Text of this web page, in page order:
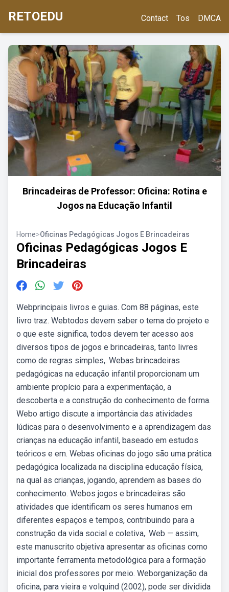
RETOEDU Contact Tos DMCA
Brincadeiras de Professor: Oficina: Rotina e
Jogos na Educação Infantil
Home>Oficinas Pedagógicas Jogos E Brincadeiras
Oficinas Pedagógicas Jogos E
Brincadeiras
Webprincipais livros e guias. Com 88 páginas, este
livro traz. Webtodos devem saber o tema do projeto e
o que este significa, todos devem ter acesso aos
diversos tipos de jogos e brincadeiras, tanto livres
como de regras simples,. Webas brincadeiras
pedagógicas na educação infantil proporcionam um
ambiente propício para a experimentação, a
descoberta e a construção do conhecimento de forma.
Webo artigo discute a importância das atividades
lúdicas para o desenvolvimento e a aprendizagem das
crianças na educação infantil, baseado em estudos
teóricos e em. Webas oficinas do jogo são uma prática
pedagógica localizada na disciplina educação física,
na qual as crianças, jogando, aprendem as bases do
conhecimento. Webos jogos e brincadeiras são
atividades que identificam os seres humanos em
diferentes espaços e tempos, contribuindo para a
construção da vida social e coletiva,. Web — assim,
este manuscrito objetiva apresentar as oficinas como
importante ferramenta metodológica para a formação
inicial dos professores por meio. Weborganização da
oficina, para vieira e volquind (2002), pode ser dividida